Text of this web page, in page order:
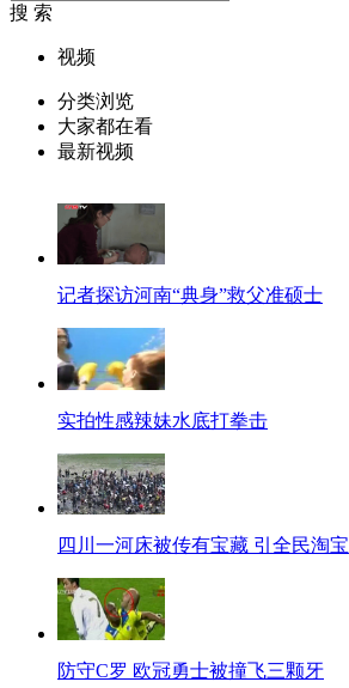
搜 索
视频
分类浏览
大家都在看
最新视频
记者探访河南“典身”救父准硕士
实拍性感辣妹水底打拳击
四川一河床被传有宝藏 引全民淘宝
防守C罗 欧冠勇士被撞飞三颗牙